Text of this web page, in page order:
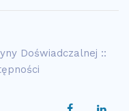
Doświadczalnej ::